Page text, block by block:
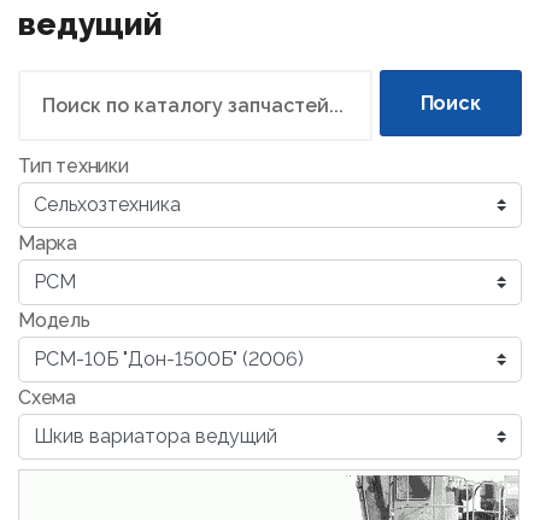
ведущий
Поиск
Тип техники
Марка
Модель
Схема